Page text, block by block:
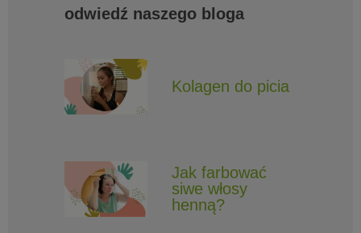
odwiedź naszego bloga
Kolagen do picia
Jak farbować
siwe włosy
henną?